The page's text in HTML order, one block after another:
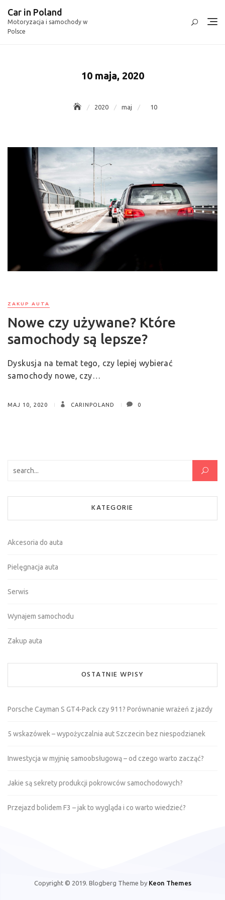
content
Car in Poland
Motoryzacja i samochody w
Polsce
10 maja, 2020
2020 maj 10
ZAKUP AUTA
Nowe czy używane? Które
samochody są lepsze?
Dyskusja na temat tego, czy lepiej wybierać
samochody nowe, czy…
MAJ 10, 2020 CARINPOLAND 0
KATEGORIE
Akcesoria do auta
Pielęgnacja auta
Serwis
Wynajem samochodu
Zakup auta
OSTATNIE WPISY
Porsche Cayman S GT4-Pack czy 911? Porównanie wrażeń z jazdy
5 wskazówek – wypożyczalnia aut Szczecin bez niespodzianek
Inwestycja w myjnię samoobsługową – od czego warto zacząć?
Jakie są sekrety produkcji pokrowców samochodowych?
Przejazd bolidem F3 – jak to wygląda i co warto wiedzieć?
Copyright © 2019. Blogberg Theme by Keon Themes